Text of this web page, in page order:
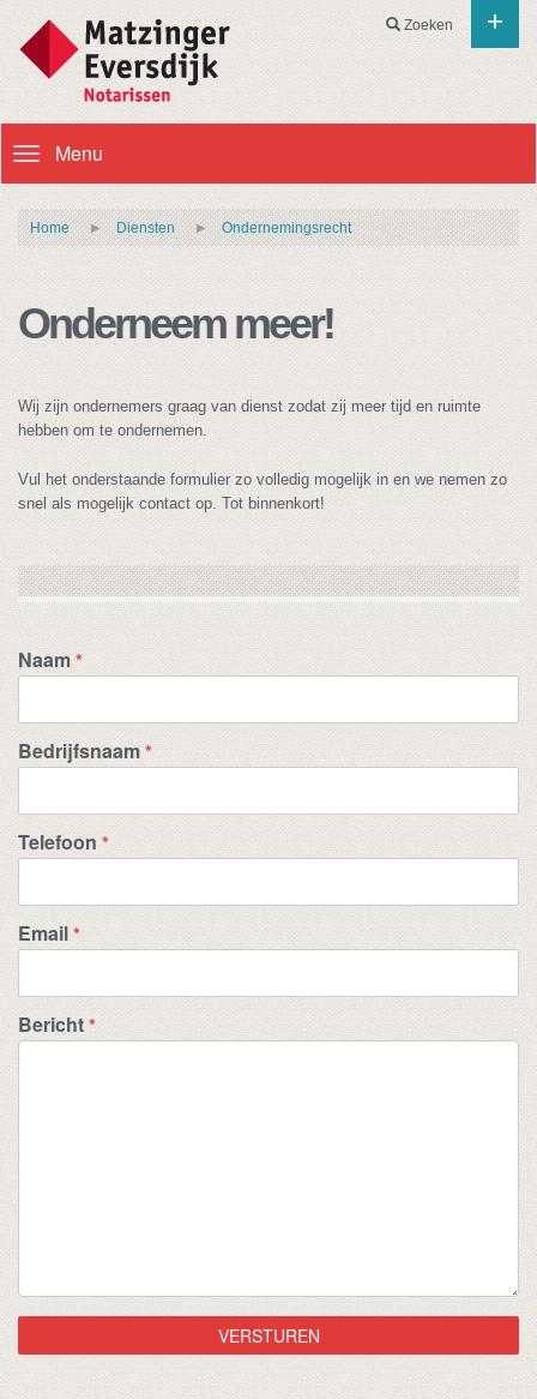
Zoeken +
Menu
Home Diensten Ondernemingsrecht
Onderneem meer!
Wij zijn ondernemers graag van dienst zodat zij meer tijd en ruimte
hebben om te ondernemen.
Vul het onderstaande formulier zo volledig mogelijk in en we nemen zo
snel als mogelijk contact op. Tot binnenkort!
Naam*
Bedrijfsnaam*
Telefoon*
Email*
Bericht*